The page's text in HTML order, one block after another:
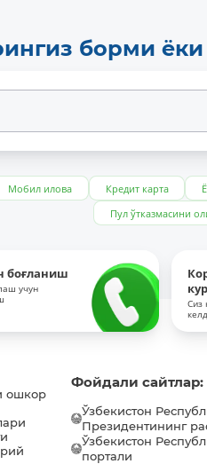
борми
Мобил илова Кредит карта
Пул ўтказмасини
боғланиш
учун
Сиз
ошкор
Фойдали сайтлар:
Ўзбекистон
Президентининг
Ўзбекистон
портали